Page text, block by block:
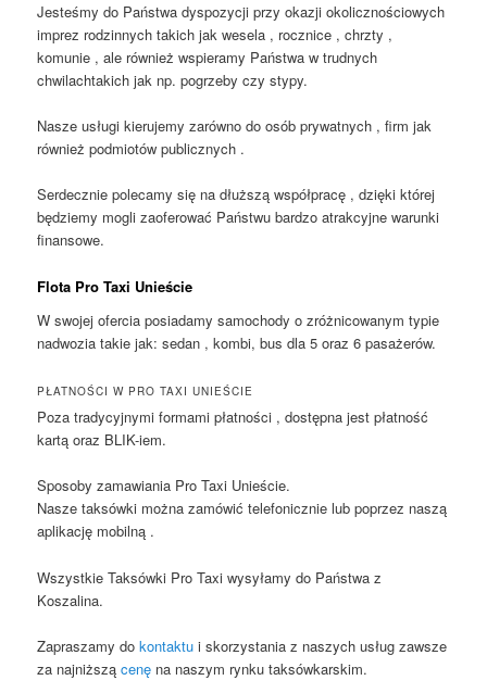
Jesteśmy do Państwa dyspozycji przy okazji okolicznościowych
imprez rodzinnych takich jak wesela , rocznice , chrzty ,
komunie , ale również wspieramy Państwa w trudnych
chwilachtakich jak np. pogrzeby czy stypy.
Nasze usługi kierujemy zarówno do osób prywatnych , firm jak
również podmiotów publicznych .
Serdecznie polecamy się na dłuższą współpracę , dzięki której
będziemy mogli zaoferować Państwu bardzo atrakcyjne warunki
finansowe.
Flota Pro Taxi Unieście
W swojej ofercia posiadamy samochody o zróżnicowanym typie
nadwozia takie jak: sedan , kombi, bus dla 5 oraz 6 pasażerów.
PŁATNOŚCI W PRO TAXI UNIEŚCIE
Poza tradycyjnymi formami płatności , dostępna jest płatność
kartą oraz BLIK-iem.
Sposoby zamawiania Pro Taxi Unieście.
Nasze taksówki można zamówić telefonicznie lub poprzez naszą
aplikację mobilną .
Wszystkie Taksówki Pro Taxi wysyłamy do Państwa z
Koszalina.
Zapraszamy dokontaktu i skorzystania z naszych usług zawsze
za najniższącenę na naszym rynku taksówkarskim.